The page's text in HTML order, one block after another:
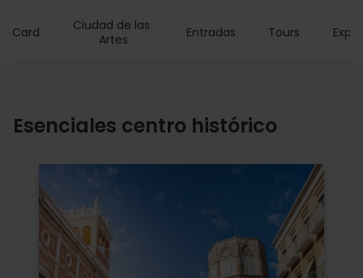
Card
Ciudad de las
Artes
Entradas Tours
Esenciales centro histórico